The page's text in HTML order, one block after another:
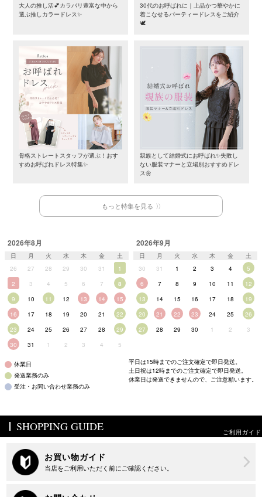
大人の推し活💕カラバリ豊富な中から
選ぶ推しカラードレス✨
30代のお呼ばれに｜上品かつ華やかに
着こなせるパーティードレスをご紹介
🕊️
骨格ストレートスタッフが選ぶ！おす
すめお呼ばれドレス特集✨
親族として結婚式にお呼ばれ✨失敗し
ない服装マナーと立場別おすすめドレ
ス🌼
もっと特集を見る
2026年8月
日 月 火 水 木 金
土
26
27 28 29 30 31
1
2
3 4 5 6 7
8
9
10 11 12 13 14
15
16
17 18 19 20 21
22
23
24 25 26 27 28
29
30
31 1 2 3 4 5
2026年9月
日 月 火 水 木 金
土
30
31 1 2 3 4
5
6
7 8 9 10 11
12
13
14 15 16 17 18
19
20
21 22 23 24 25
26
27
28 29 30 1 2 3
休業日
発送業務のみ
受注・お問い合わせ業務のみ
平日は15時までのご注文確定で即日発送。
土日祝は12時までのご注文確定で即日発送。
休業日は発送できませんので、ご注意願います。
SHOPPING GUIDE ご利用ガイド